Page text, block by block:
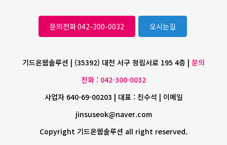
문의전화 042-300-0032 오시는길
기드온웹솔루션 | (35392) 대전 서구 정림서로 195 4층 | 문의
전화 : 042-300-0032
사업자 640-69-00203 | 대표 : 진수석 | 이메일
jinsuseok@naver.com
Copyright 기드온웹솔루션 all right reserved.